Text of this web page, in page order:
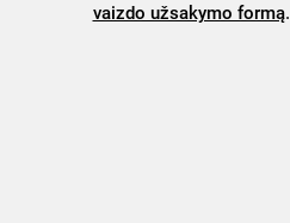
vaizdo užsakymo formą.